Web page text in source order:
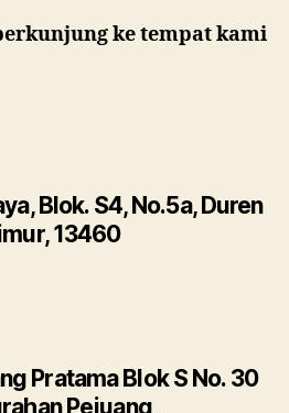
ke tempat kami
Blok. S4, No.5a, Duren
13460
Pratama Blok S No. 30
Pejuang,